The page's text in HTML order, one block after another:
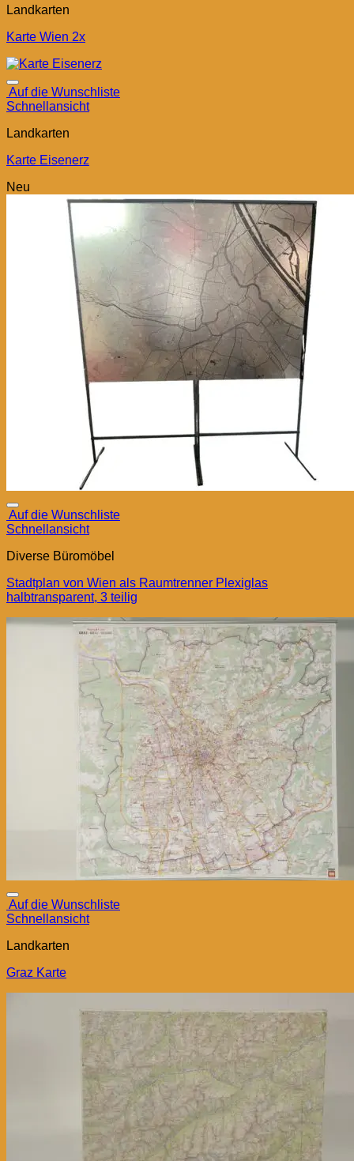
Landkarten
Karte Wien 2x
Auf die Wunschliste
Schnellansicht
Landkarten
Karte Eisenerz
Neu
Auf die Wunschliste
Schnellansicht
Diverse Büromöbel
Stadtplan von Wien als Raumtrenner Plexiglas
halbtransparent, 3 teilig
Auf die Wunschliste
Schnellansicht
Landkarten
Graz Karte